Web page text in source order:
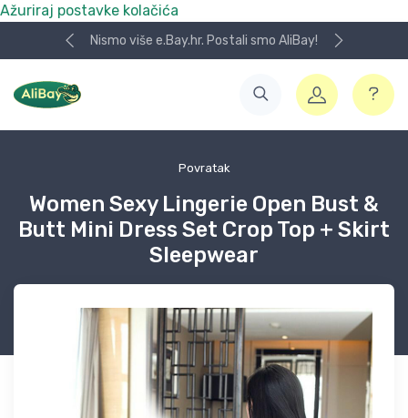
Ažuriraj postavke kolačića
Nismo više e.Bay.hr. Postali smo AliBay!
Povratak
Women Sexy Lingerie Open Bust &
Butt Mini Dress Set Crop Top + Skirt
Sleepwear